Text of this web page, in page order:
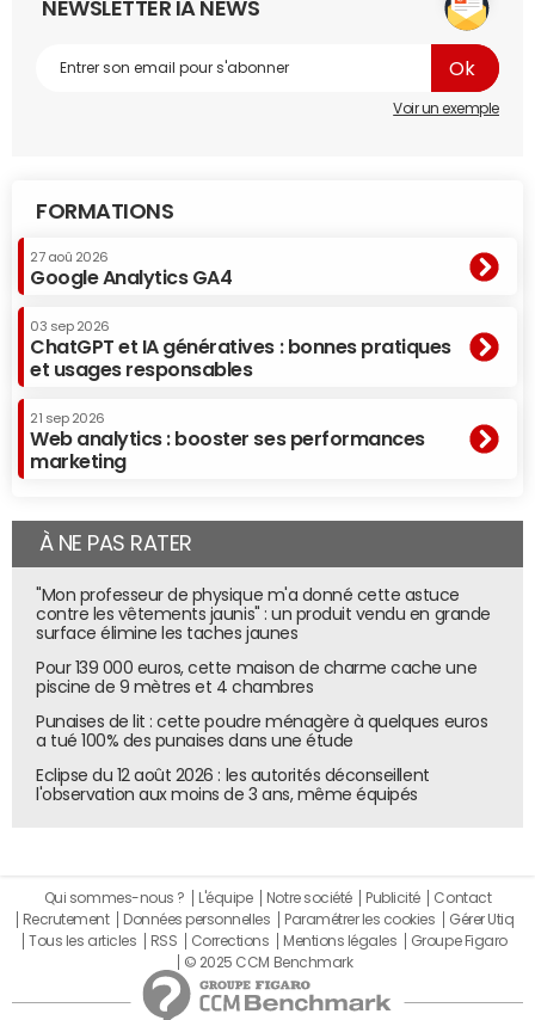
NEWSLETTER IA NEWS
Voir un exemple
FORMATIONS
27 aoû 2026
Google Analytics GA4
03 sep 2026
ChatGPT et IA génératives : bonnes pratiques
et usages responsables
21 sep 2026
Web analytics : booster ses performances
marketing
À NE PAS RATER
"Mon professeur de physique m'a donné cette astuce
contre les vêtements jaunis" : un produit vendu en grande
surface élimine les taches jaunes
Pour 139 000 euros, cette maison de charme cache une
piscine de 9 mètres et 4 chambres
Punaises de lit : cette poudre ménagère à quelques euros
a tué 100% des punaises dans une étude
Eclipse du 12 août 2026 : les autorités déconseillent
l'observation aux moins de 3 ans, même équipés
Qui sommes-nous ? L'équipe Notre société Publicité
Contact
Recrutement
Données personnelles Paramétrer les cookies
Gérer Utiq
Tous les articles
RSS Corrections Mentions légales
Groupe Figaro
© 2025 CCM Benchmark